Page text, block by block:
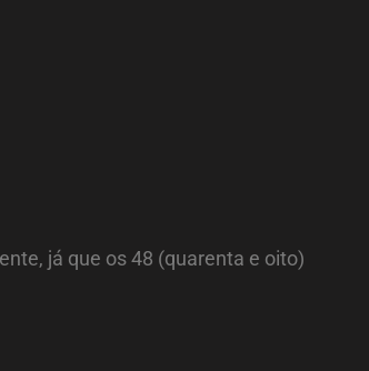
já que os 48 (quarenta e oito)